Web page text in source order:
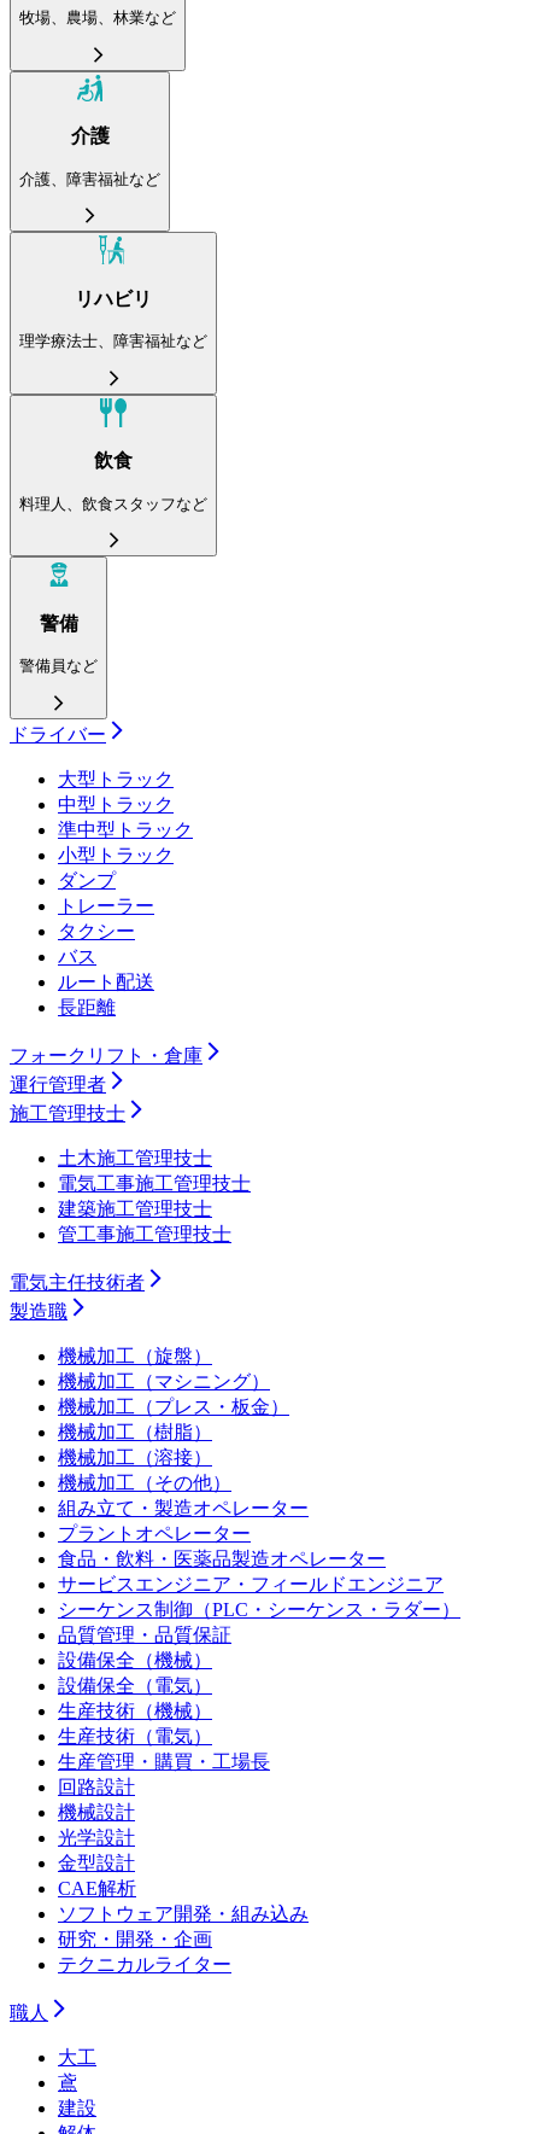
牧場、農場、林業など
介護
介護、障害福祉など
リハビリ
理学療法士、障害福祉など
飲食
料理人、飲食スタッフなど
警備
警備員など
ドライバー
大型トラック
中型トラック
準中型トラック
小型トラック
ダンプ
トレーラー
タクシー
バス
ルート配送
長距離
フォークリフト・倉庫
運行管理者
施工管理技士
土木施工管理技士
電気工事施工管理技士
建築施工管理技士
管工事施工管理技士
電気主任技術者
製造職
機械加工（旋盤）
機械加工（マシニング）
機械加工（プレス・板金）
機械加工（樹脂）
機械加工（溶接）
機械加工（その他）
組み立て・製造オペレーター
プラントオペレーター
食品・飲料・医薬品製造オペレーター
サービスエンジニア・フィールドエンジニア
シーケンス制御（PLC・シーケンス・ラダー）
品質管理・品質保証
設備保全（機械）
設備保全（電気）
生産技術（機械）
生産技術（電気）
生産管理・購買・工場長
回路設計
機械設計
光学設計
金型設計
CAE解析
ソフトウェア開発・組み込み
研究・開発・企画
テクニカルライター
職人
大工
鳶
建設